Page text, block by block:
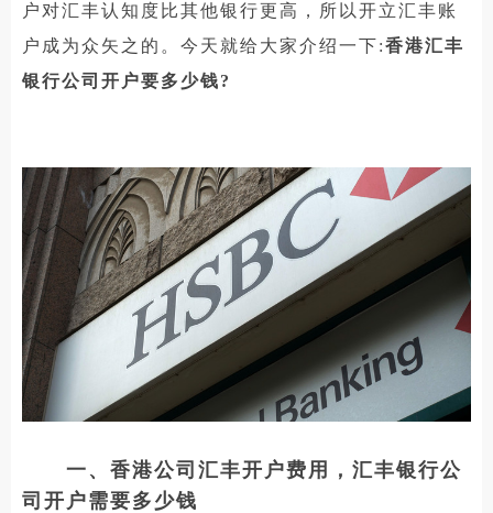
户对汇丰认知度比其他银行更高，所以开立汇丰账
户成为众矢之的。今天就给大家介绍一下:香港汇丰
银行公司开户要多少钱?
一、香港公司汇丰开户费用，汇丰银行公
司开户需要多少钱